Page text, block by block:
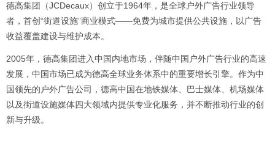
德高集团（JCDecaux）创立于1964年，是全球户外广告行业领导
者，首创“街道设施”商业模式——免费为城市提供公共设施，以广告
收益覆盖建设与维护成本。
2005年，德高集团进入中国内地市场，伴随中国户外广告行业的高速
发展，中国市场已成为德高全球业务体系中的重要增长引擎。作为中
国领先的户外广告公司，德高中国在地铁媒体、巴士媒体、机场媒体
以及街道设施媒体四大领域内提供专业化服务，并不断推动行业的创
新与升级。